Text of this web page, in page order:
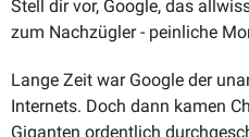
Stell dir vor, Google, das
zum Nachzügler - peinliche
Lange Zeit war Google der
Internets. Doch dann kamen
Giganten ordentlich